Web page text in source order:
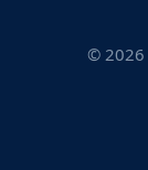
© 2026